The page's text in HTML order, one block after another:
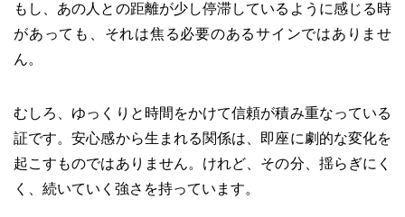
もし、あの人との距離が少し停滞しているように感じる時
があっても、それは焦る必要のあるサインではありませ
ん。
むしろ、ゆっくりと時間をかけて信頼が積み重なっている
証です。安心感から生まれる関係は、即座に劇的な変化を
起こすものではありません。けれど、その分、揺らぎにく
く、続いていく強さを持っています。